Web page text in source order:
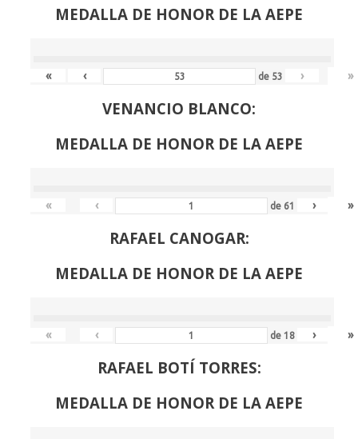
MEDALLA DE HONOR DE LA AEPE
« ‹ de 53 › »
VENANCIO BLANCO:
MEDALLA DE HONOR DE LA AEPE
« ‹ de 61 › »
RAFAEL CANOGAR:
MEDALLA DE HONOR DE LA AEPE
« ‹ de18 › »
RAFAEL BOTÍ TORRES:
MEDALLA DE HONOR DE LA AEPE